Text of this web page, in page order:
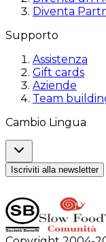
Diventa
Supporto
Assistenza
Gift cards
Aziende
Team
Cambio Lingua
Iscriviti alla newsletter